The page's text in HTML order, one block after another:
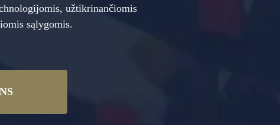
užtikrinančiomis
sąlygomis.